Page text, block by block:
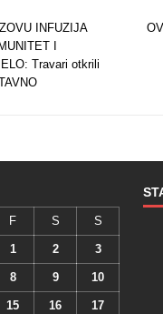
INFUZIJA
I
Travari otkrili
F S S
1 2 3
8 9 10
15 16 17